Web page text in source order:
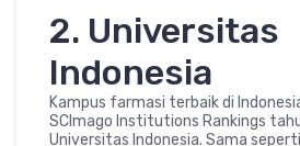
2. Universitas
Indonesia
Kampus farmasi terbaik di
SCImago Institutions Rankings
Universitas Indonesia. Sama seperti